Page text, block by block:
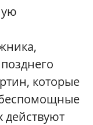
которые